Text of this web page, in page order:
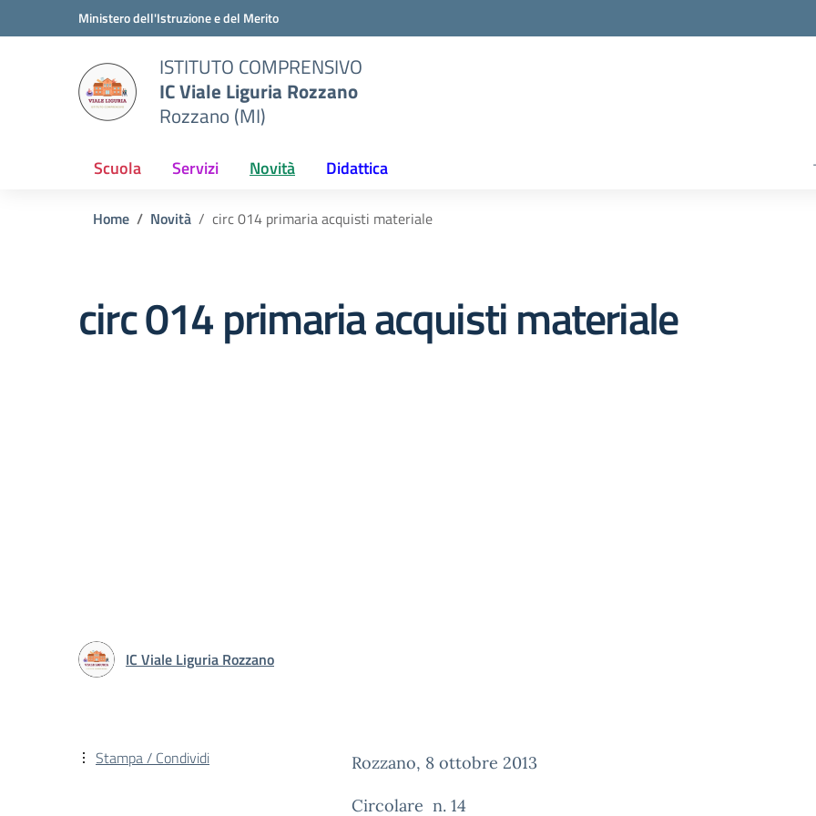
Vai ai contenuti
Vai al menu di navigazioneMinistero dell'Istruzione e del Merito
ISTITUTO COMPRENSIVO
IC Viale Liguria Rozzano
Rozzano (MI)
Scuola Servizi Novità Didattica
Home Novità circ 014 primaria acquisti materiale
circ 014 primaria acquisti materiale
IC Viale Liguria Rozzano
Rozzano, 8 ottobre 2013
Circolare n. 14
Stampa / Condividi